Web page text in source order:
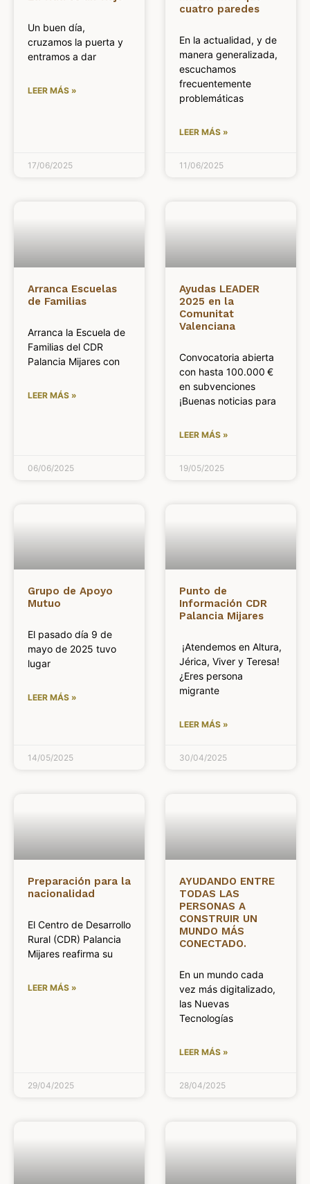
Un buen día,
cruzamos la puerta y
entramos a dar
LEER MÁS »
17/06/2025
cuatro paredes
En la actualidad, y de
manera generalizada,
escuchamos
frecuentemente
problemáticas
LEER MÁS »
11/06/2025
Arranca Escuelas
de Familias
Arranca la Escuela de
Familias del CDR
Palancia Mijares con
LEER MÁS »
06/06/2025
Ayudas LEADER
2025 en la
Comunitat
Valenciana
Convocatoria abierta
con hasta 100.000 €
en subvenciones
¡Buenas noticias para
LEER MÁS »
19/05/2025
Grupo de Apoyo
Mutuo
El pasado día 9 de
mayo de 2025 tuvo
lugar
LEER MÁS »
14/05/2025
Punto de
Información CDR
Palancia Mijares
¡Atendemos en Altura,
Jérica, Viver y Teresa!
¿Eres persona
migrante
LEER MÁS »
30/04/2025
Preparación para la
nacionalidad
El Centro de Desarrollo
Rural (CDR) Palancia
Mijares reafirma su
LEER MÁS »
29/04/2025
AYUDANDO ENTRE
TODAS LAS
PERSONAS A
CONSTRUIR UN
MUNDO MÁS
CONECTADO.
En un mundo cada
vez más digitalizado,
las Nuevas
Tecnologías
LEER MÁS »
28/04/2025